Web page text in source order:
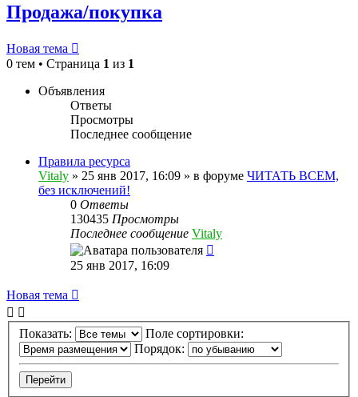
Продажа/покупка
Новая тема
0 тем • Страница 1 из 1
Объявления
Ответы
Просмотры
Последнее сообщение
Правила ресурса
Vitaly » 25 янв 2017, 16:09 » в форуме ЧИТАТЬ ВСЕМ,
без исключений!
0 Ответы
130435 Просмотры
Последнее сообщение Vitaly
25 янв 2017, 16:09
Новая тема
Показать:
Поле сортировки:
Порядок: